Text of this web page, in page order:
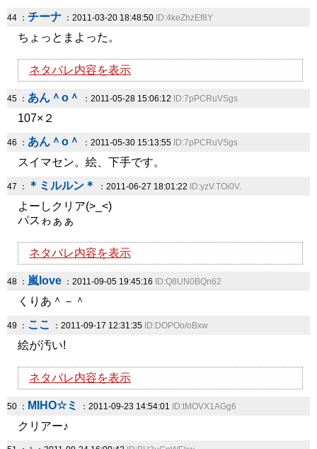
44 ： チーナ ：2011-03-20 18:48:50 ID:4keZhzEf8Y
ちょっとまよった。
ネタバレ内容を表示
45 ： あん＾o＾ ：2011-05-28 15:06:12 ID:7pPCRuVSgs
107×２
46 ： あん＾o＾ ：2011-05-30 15:13:55 ID:7pPCRuVSgs
スイマセン。絵、下手です。
47 ： ＊ミルルン＊ ：2011-06-27 18:01:22 ID:yzV.TOi0V.
よーしクリア(>_<)
パスゎぁぁ
ネタバレ内容を表示
48 ： 嵐love ：2011-09-05 19:45:16 ID:Q8UN0BQn62
くりあ＾－＾
49 ： ここ ：2011-09-17 12:31:35 ID:DOPOo/oBxw
絵が汚い!
ネタバレ内容を表示
50 ： MIHO☆ミ ：2011-09-23 14:54:01 ID:tMOVX1AGg6
クリアー♪